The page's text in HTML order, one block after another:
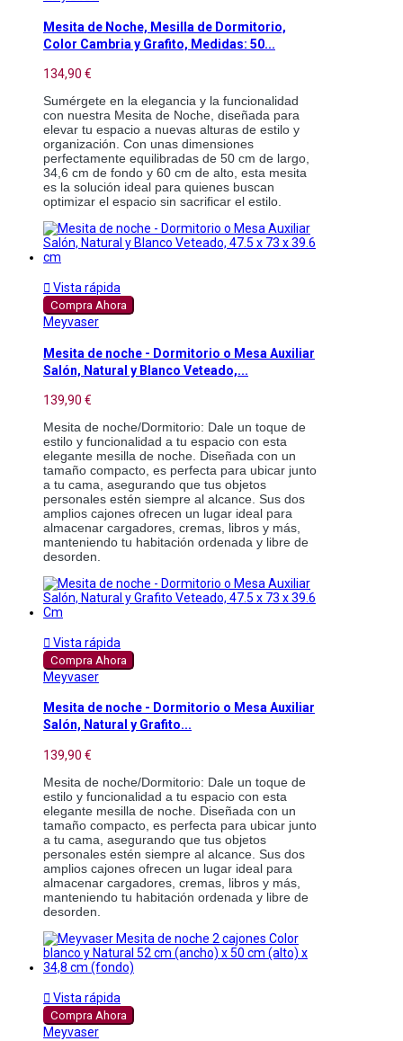
Mesita de Noche, Mesilla de Dormitorio,
Color Cambria y Grafito, Medidas: 50...
134,90 €
Sumérgete en la elegancia y la funcionalidad
con nuestra Mesita de Noche, diseñada para
elevar tu espacio a nuevas alturas de estilo y
organización. Con unas dimensiones
perfectamente equilibradas de 50 cm de largo,
34,6 cm de fondo y 60 cm de alto, esta mesita
es la solución ideal para quienes buscan
optimizar el espacio sin sacrificar el estilo.
 Vista rápida
Compra Ahora
Meyvaser
Mesita de noche - Dormitorio o Mesa Auxiliar
Salón, Natural y Blanco Veteado,...
139,90 €
Mesita de noche/Dormitorio: Dale un toque de
estilo y funcionalidad a tu espacio con esta
elegante mesilla de noche. Diseñada con un
tamaño compacto, es perfecta para ubicar junto
a tu cama, asegurando que tus objetos
personales estén siempre al alcance. Sus dos
amplios cajones ofrecen un lugar ideal para
almacenar cargadores, cremas, libros y más,
manteniendo tu habitación ordenada y libre de
desorden.
 Vista rápida
Compra Ahora
Meyvaser
Mesita de noche - Dormitorio o Mesa Auxiliar
Salón, Natural y Grafito...
139,90 €
Mesita de noche/Dormitorio: Dale un toque de
estilo y funcionalidad a tu espacio con esta
elegante mesilla de noche. Diseñada con un
tamaño compacto, es perfecta para ubicar junto
a tu cama, asegurando que tus objetos
personales estén siempre al alcance. Sus dos
amplios cajones ofrecen un lugar ideal para
almacenar cargadores, cremas, libros y más,
manteniendo tu habitación ordenada y libre de
desorden.
 Vista rápida
Compra Ahora
Meyvaser